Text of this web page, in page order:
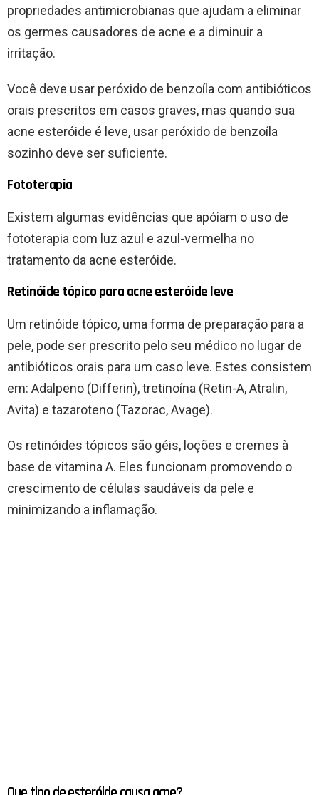
propriedades antimicrobianas que ajudam a eliminar
os germes causadores de acne e a diminuir a
irritação.
Você deve usar peróxido de benzoíla com antibióticos
orais prescritos em casos graves, mas quando sua
acne esteróide é leve, usar peróxido de benzoíla
sozinho deve ser suficiente.
Fototerapia
Existem algumas evidências que apóiam o uso de
fototerapia com luz azul e azul-vermelha no
tratamento da acne esteróide.
Retinóide tópico para acne esteróide leve
Um retinóide tópico, uma forma de preparação para a
pele, pode ser prescrito pelo seu médico no lugar de
antibióticos orais para um caso leve. Estes consistem
em: Adalpeno (Differin), tretinoína (Retin-A, Atralin,
Avita) e tazaroteno (Tazorac, Avage).
Os retinóides tópicos são géis, loções e cremes à
base de vitamina A. Eles funcionam promovendo o
crescimento de células saudáveis da pele e
minimizando a inflamação.